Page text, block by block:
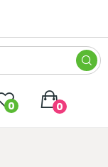
0 0